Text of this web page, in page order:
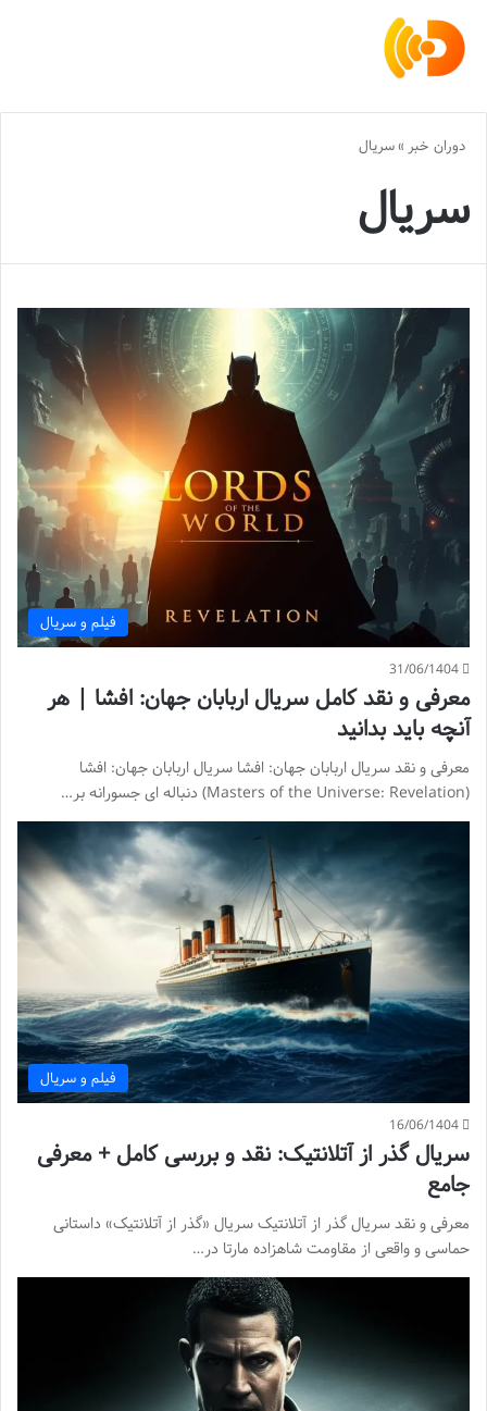
دوران خبر »سریال
سریال
فیلم و سریال
31/06/1404
معرفی و نقد کامل سریال اربابان جهان: افشا | هر
آنچه باید بدانید
معرفی و نقد سریال اربابان جهان: افشا سریال اربابان جهان: افشا
(Masters of the Universe: Revelation) دنباله ای جسورانه بر…
فیلم و سریال
16/06/1404
سریال گذر از آتلانتیک: نقد و بررسی کامل + معرفی
جامع
معرفی و نقد سریال گذر از آتلانتیک سریال «گذر از آتلانتیک» داستانی
حماسی و واقعی از مقاومت شاهزاده مارتا در…